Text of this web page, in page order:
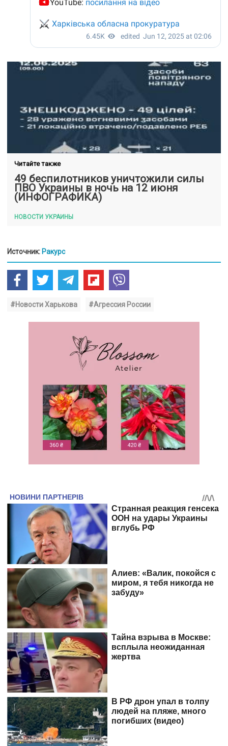
Читайте также
49 беспилотников уничтожили силы
ПВО Украины в ночь на 12 июня
(ИНФОГРАФИКА)
НОВОСТИ УКРАИНЫ
Источник: Ракурс
#Новости Харькова #Агрессия России